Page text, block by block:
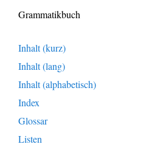
Grammatikbuch
Inhalt (kurz)
Inhalt (lang)
Inhalt (alphabetisch)
Index
Glossar
Listen